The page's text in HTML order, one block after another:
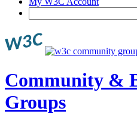
Community &
Groups